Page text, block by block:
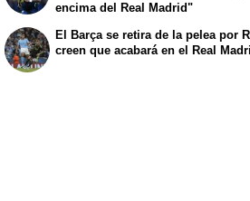
encima del Real Madrid"
El Barça se retira de la pelea por
creen que acabará en el Real